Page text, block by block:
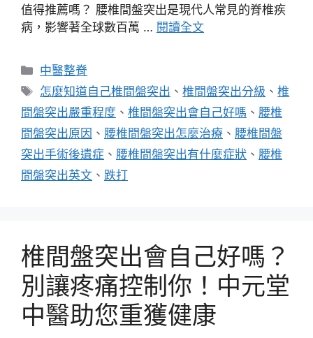
值得推薦嗎？ 腰椎間盤突出是現代人常見的脊椎疾
病，影響著全球數百萬 … 閱讀全文
分
類
中醫整脊
標
籤
怎麼知道自己椎間盤突出 、椎間盤突出分級 、椎
間盤突出嚴重程度 、 椎間盤突出會自己好嗎 、 腰椎
間盤突出原因 、 腰椎間盤突出怎麼治療 、 腰椎間盤
突出手術後遺症 、 腰椎間盤突出有什麼症狀 、 腰椎
間盤突出英文 、 跌打
椎間盤突出會自己好嗎？
別讓疼痛控制你！中元堂
中醫助您重獲健康